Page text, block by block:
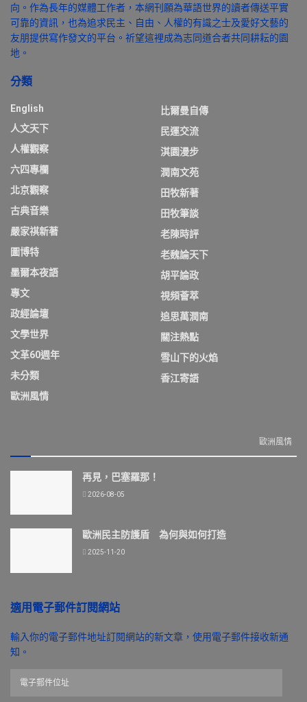
向。作為長年的媒體工作者，本網刊願為華語世界的讀者傳送平實
可靠的資訊，也為追求民主、自由、人權的有識之士及愛好文藝的
友朋提供寫作發文的平台。祈望這裡成為志同道合者共同耕耘的園
地。
分類
English
人文天下
人權觀察
六四專欄
北京觀察
古典音樂
嚴家祺新著
圖博特
墨爾本夜語
專文
政經論壇
文學世界
文革60週年
未分類
歐洲風情
比爾曼自傳
民運交流
淇園漫步
潤南文苑
田牧新著
田牧筆談
老陳時評
老魏論天下
胡平論政
視頻薈萃
追思萬潤南
關注熱點
雪山下的火焰
香江寄語
歐洲風情
再見，巴塞羅那！
2026-08-05
歐洲民主防護盾 為何與如何打造
2025-11-20
適用電子郵件訂閱網站
輸入你的電子郵件地址訂閱網站的新文章，使用電子郵件接收新通
知。